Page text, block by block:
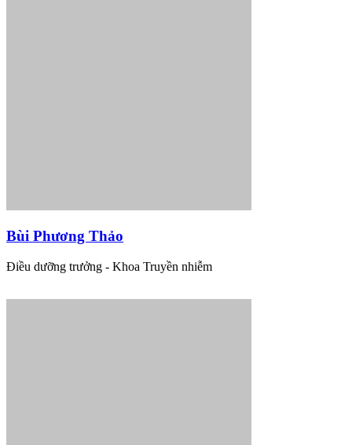
Bùi Phương Thảo
Điều dưỡng trưởng - Khoa Truyền nhiễm